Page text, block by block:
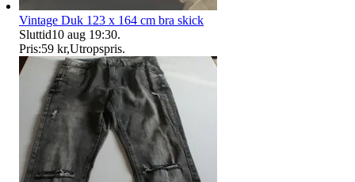
Vintage Duk 123 x 164 cm bra skick
Sluttid10 aug 19:30.
Pris:59 kr,Utropspris.